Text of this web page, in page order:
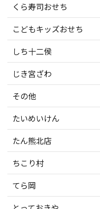
くら寿司おせち
こどもキッズおせち
しち十二侯
じき宮ざわ
その他
たいめいけん
たん熊北店
ちこり村
てら岡